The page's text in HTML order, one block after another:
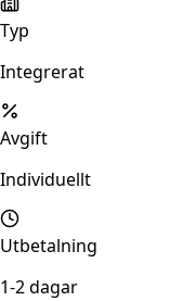
Typ
Integrerat
Avgift
Individuellt
Utbetalning
1-2 dagar